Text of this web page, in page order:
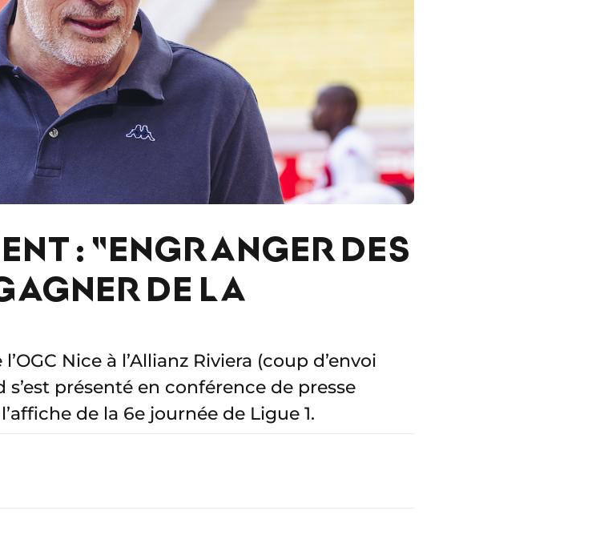
: "ENGRANGER DES
DE LA
Nice à l’Allianz Riviera (coup d’envoi
présenté en conférence de presse
de la 6e journée de Ligue 1.